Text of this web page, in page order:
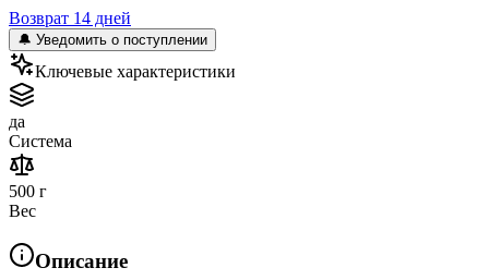
Возврат 14 дней
🔔 Уведомить о поступлении
Ключевые характеристики
да
Система
500 г
Вес
Описание